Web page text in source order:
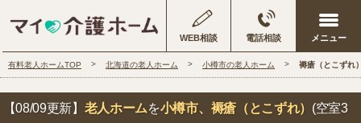
WEB相談 電話相談
有料老人ホームTOP 北海道の老人ホーム 小樽市の老人ホーム 褥瘡（とこずれ
【08/09更新】 老人ホームを小樽市、褥瘡（とこずれ） (空室3